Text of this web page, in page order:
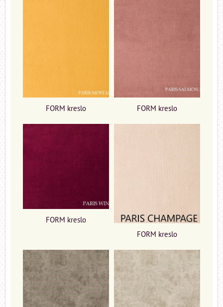
FORM kreslo FORM kreslo
FORM kreslo
FORM kreslo